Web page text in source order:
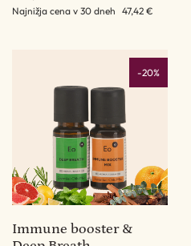
Najnižja cena v 30 dneh 47,42 €
-20%
Immune booster &